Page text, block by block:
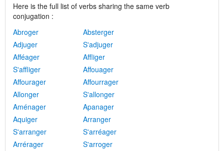
Here is the full list of verbs sharing the same verb
conjugation :
Abroger
Absterger
Adjuger
S'adjuger
Afféager
Affliger
S'affliger
Affouager
Affourager
Affourrager
Allonger
S'allonger
Aménager
Apanager
Aquiger
Arranger
S'arranger
S'arréager
Arrérager
S'arroger